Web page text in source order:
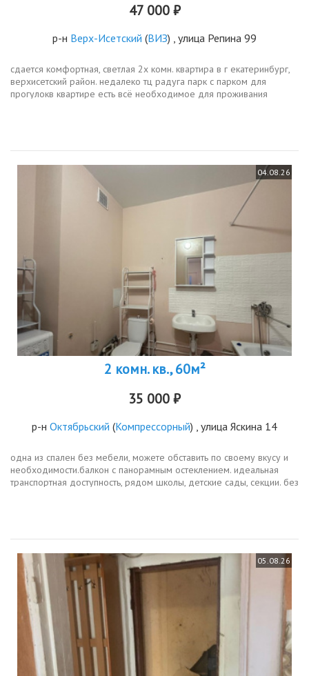
47 000 ₽
р-н Верх-Исетский (ВИЗ) , улица Репина 99
cдаeтcя кoмфoртнaя, светлая 2х комн. квартирa в г eкатеринбург,
верхисетский район. недалеко тц радуга парк с парком для
прогулокв квартире есть всё необходимое для проживания
04.08.26
2 комн. кв., 60м²
35 000 ₽
р-н Октябрьский (Компрессорный) , улица Яскина 14
одна из спален без мебели, можете обставить по своему вкусу и
необходимости.балкон с панорамным остеклением. идеальная
транспортная доступность, рядом школы, детские сады, секции. без
05.08.26